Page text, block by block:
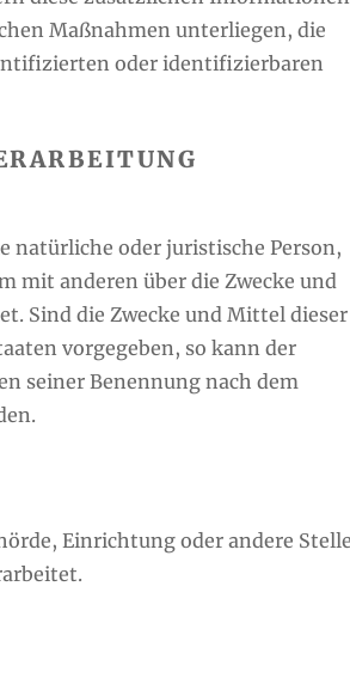
Maßnahmen unterliegen, die
oder identifizierbaren
natürliche oder juristische Person,
mit anderen über die Zwecke und
Sind die Zwecke und Mittel dieser
vorgegeben, so kann der
seiner Benennung nach dem
Einrichtung oder andere